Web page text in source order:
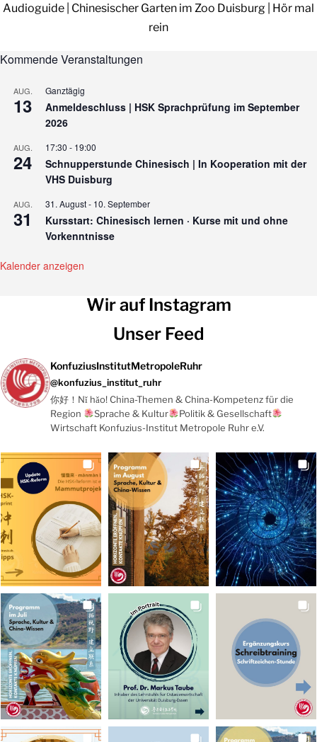
Audioguide | Chinesischer Garten im Zoo Duisburg | Hör mal
rein
Kommende Veranstaltungen
AUG.
13
Ganztägig
Anmeldeschluss | HSK Sprachprüfung im September
2026
AUG.
24
17:30 - 19:00
Schnupperstunde Chinesisch | In Kooperation mit der
VHS Duisburg
AUG.
31
31. August- 10. September
Kursstart: Chinesisch lernen · Kurse mit und ohne
Vorkenntnisse
Kalender anzeigen
Wir auf Instagram
Unser Feed
KonfuziusInstitutMetropoleRuhr
@konfuzius_institut_ruhr
你好！Nǐ hǎo! China-Themen & China-Kompetenz für die
Region
Sprache & Kultur
Politik & Gesellschaft
Wirtschaft Konfuzius-Institut Metropole Ruhr e.V.